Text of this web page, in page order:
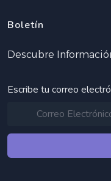
Boletín
Descubre
Escribe tu correo